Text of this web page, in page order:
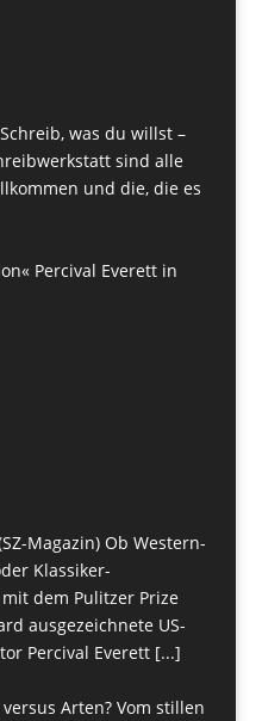
was du willst –
sind alle
und die, die es
Percival Everett in
Magazin) Ob Western-
Klassiker-
dem Pulitzer Prize
ausgezeichnete US-
Percival Everett [...]
Arten? Vom stillen